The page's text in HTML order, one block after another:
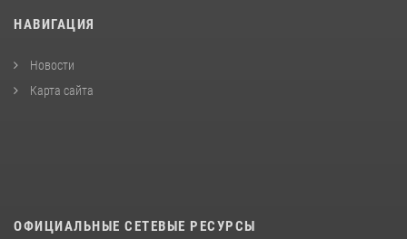
НАВИГАЦИЯ
Новости
Карта сайта
ОФИЦИАЛЬНЫЕ СЕТЕВЫЕ РЕСУРСЫ